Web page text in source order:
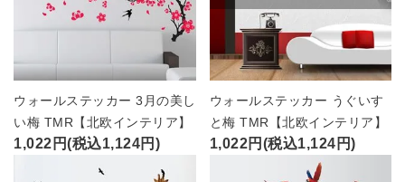
ウォールステッカー 3月の美し
い梅 TMR【北欧インテリア】
1,022円(税込1,124円)
ウォールステッカー うぐいす
と梅 TMR【北欧インテリア】
1,022円(税込1,124円)